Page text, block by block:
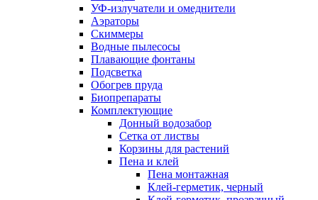
УФ-излучатели и омеднители
Аэраторы
Cкиммеры
Водные пылесосы
Плавающие фонтаны
Подсветка
Обогрев пруда
Биопрепараты
Комплектующие
Донный водозабор
Сетка от листвы
Корзины для растений
Пена и клей
Пена монтажная
Клей-герметик, черный